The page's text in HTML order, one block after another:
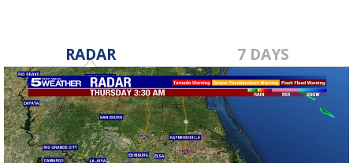
RADAR 7 DAYS